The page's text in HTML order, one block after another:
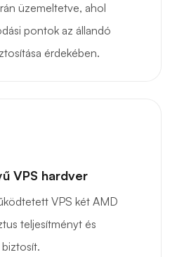
üzemeltetve, ahol
pontok az állandó
érdekében.
VPS hardver
VPS két AMD
teljesítményt és